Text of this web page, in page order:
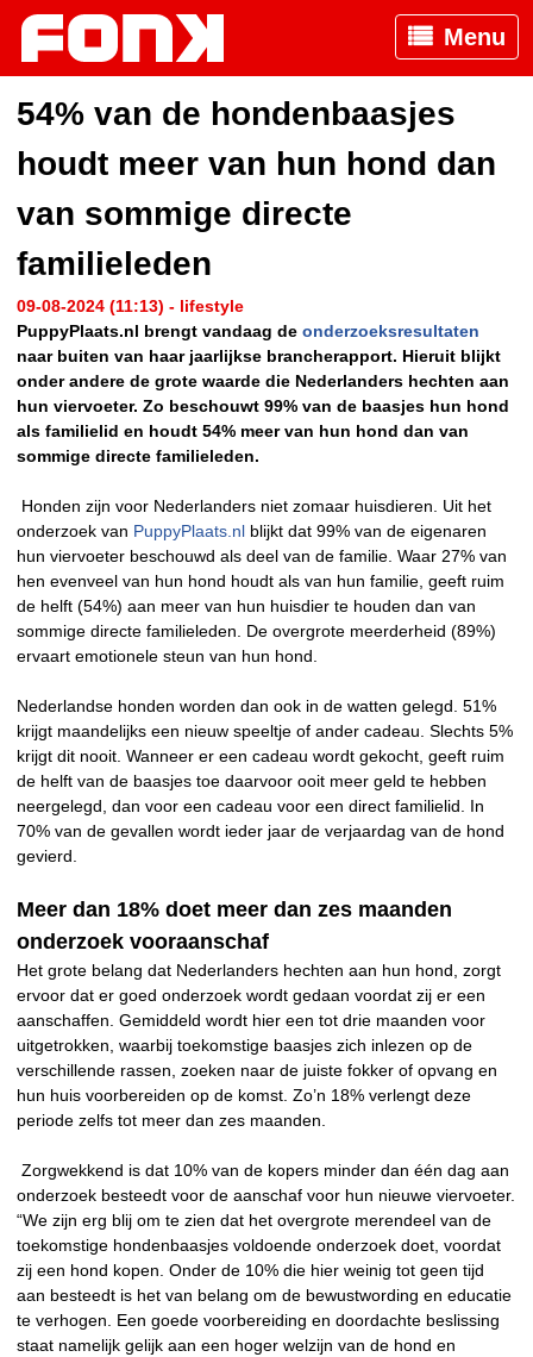
Menu
54% van de hondenbaasjes
houdt meer van hun hond dan
van sommige directe
familieleden
09-08-2024 (11:13) - lifestyle
PuppyPlaats.nl brengt vandaag de onderzoeksresultaten
naar buiten van haar jaarlijkse brancherapport. Hieruit blijkt
onder andere de grote waarde die Nederlanders hechten aan
hun viervoeter. Zo beschouwt 99% van de baasjes hun hond
als familielid en houdt 54% meer van hun hond dan van
sommige directe familieleden.
Honden zijn voor Nederlanders niet zomaar huisdieren. Uit het
onderzoek van PuppyPlaats.nl blijkt dat 99% van de eigenaren
hun viervoeter beschouwd als deel van de familie. Waar 27% van
hen evenveel van hun hond houdt als van hun familie, geeft ruim
de helft (54%) aan meer van hun huisdier te houden dan van
sommige directe familieleden. De overgrote meerderheid (89%)
ervaart emotionele steun van hun hond.
Nederlandse honden worden dan ook in de watten gelegd. 51%
krijgt maandelijks een nieuw speeltje of ander cadeau. Slechts 5%
krijgt dit nooit. Wanneer er een cadeau wordt gekocht, geeft ruim
de helft van de baasjes toe daarvoor ooit meer geld te hebben
neergelegd, dan voor een cadeau voor een direct familielid. In
70% van de gevallen wordt ieder jaar de verjaardag van de hond
gevierd.
Meer dan 18% doet meer dan zes maanden
onderzoek vooraanschaf
Het grote belang dat Nederlanders hechten aan hun hond, zorgt
ervoor dat er goed onderzoek wordt gedaan voordat zij er een
aanschaffen. Gemiddeld wordt hier een tot drie maanden voor
uitgetrokken, waarbij toekomstige baasjes zich inlezen op de
verschillende rassen, zoeken naar de juiste fokker of opvang en
hun huis voorbereiden op de komst. Zo’n 18% verlengt deze
periode zelfs tot meer dan zes maanden.
Zorgwekkend is dat 10% van de kopers minder dan één dag aan
onderzoek besteedt voor de aanschaf voor hun nieuwe viervoeter.
“We zijn erg blij om te zien dat het overgrote merendeel van de
toekomstige hondenbaasjes voldoende onderzoek doet, voordat
zij een hond kopen. Onder de 10% die hier weinig tot geen tijd
aan besteedt is het van belang om de bewustwording en educatie
te verhogen. Een goede voorbereiding en doordachte beslissing
staat namelijk gelijk aan een hoger welzijn van de hond en